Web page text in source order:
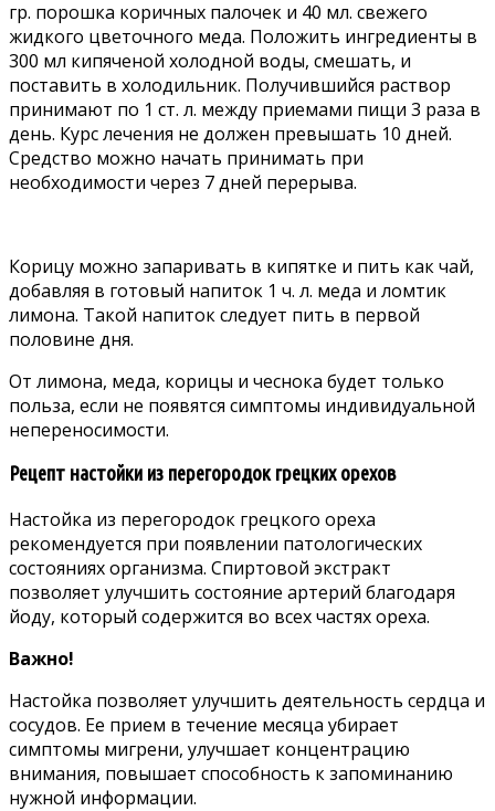
гр. порошка коричных палочек и 40 мл. свежего
жидкого цветочного меда. Положить ингредиенты в
300 мл кипяченой холодной воды, смешать, и
поставить в холодильник. Получившийся раствор
принимают по 1 ст. л. между приемами пищи 3 раза в
день. Курс лечения не должен превышать 10 дней.
Средство можно начать принимать при
необходимости через 7 дней перерыва.
Корицу можно запаривать в кипятке и пить как чай,
добавляя в готовый напиток 1 ч. л. меда и ломтик
лимона. Такой напиток следует пить в первой
половине дня.
От лимона, меда, корицы и чеснока будет только
польза, если не появятся симптомы индивидуальной
непереносимости.
Рецепт настойки из перегородок грецких орехов
Настойка из перегородок грецкого ореха
рекомендуется при появлении патологических
состояниях организма. Спиртовой экстракт
позволяет улучшить состояние артерий благодаря
йоду, который содержится во всех частях ореха.
Важно!
Настойка позволяет улучшить деятельность сердца и
сосудов. Ее прием в течение месяца убирает
симптомы мигрени, улучшает концентрацию
внимания, повышает способность к запоминанию
нужной информации.